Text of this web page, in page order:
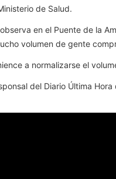
de Salud.
en el Puente de la
volumen de gente
a normalizarse el
del Diario Última